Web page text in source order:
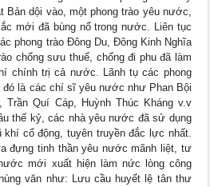
Bản dội vào, một phong trào yêu nước,
mới đã bùng nổ trong nước. Liên tục
phong trào Đông Du, Đông Kinh Nghĩa
chống sưu thuế, chống đi phu đã làm
chính trị cả nước. Lãnh tụ các phong
đó là các chí sĩ yêu nước như Phan Bội
Trần Quí Cáp, Huỳnh Thúc Kháng v.v
thế kỷ, các nhà yêu nước đã sử dụng
cổ động, tuyên truyền đắc lực nhất.
đựng tinh thần yêu nước mãnh liệt, tư
mới xuất hiện làm nức lòng công
văn như: Lưu cầu huyết lệ tân thư